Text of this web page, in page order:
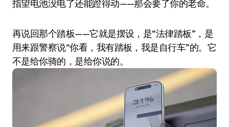
指望电池没电了还能蹬得动——那会要了你的老命。
再说回那个踏板——它就是摆设，是“法律踏板”，是
用来跟警察说“你看，我有踏板，我是自行车”的。它
不是给你骑的，是给你说的。